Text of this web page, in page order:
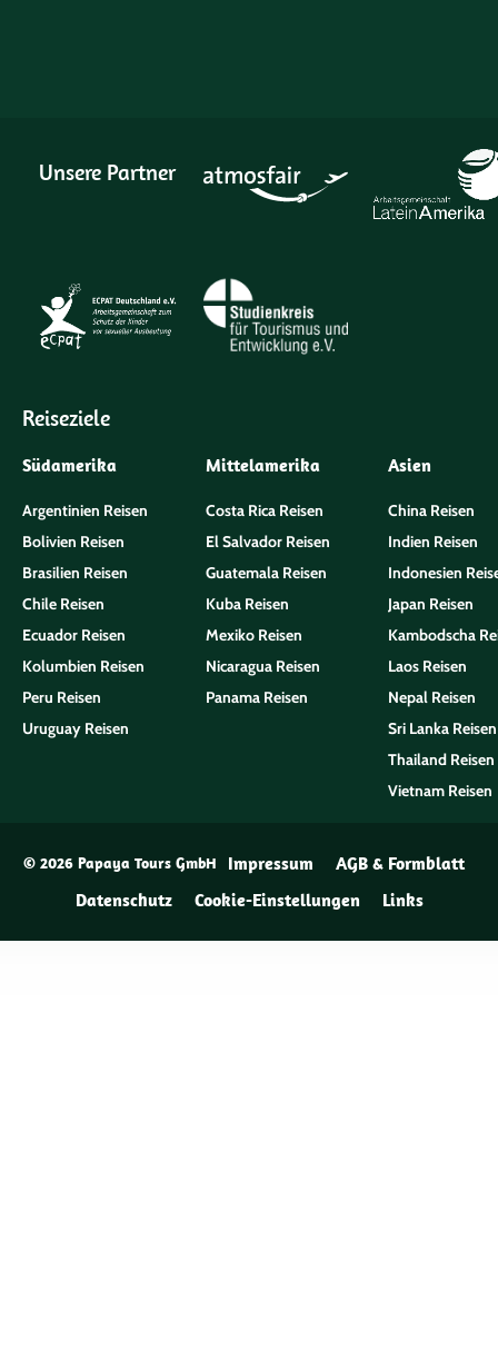
Unsere Partner
Reiseziele
Südamerika
Argentinien Reisen
Bolivien Reisen
Brasilien Reisen
Chile Reisen
Ecuador Reisen
Kolumbien Reisen
Peru Reisen
Uruguay Reisen
Mittelamerika
Costa Rica Reisen
El Salvador Reisen
Guatemala Reisen
Kuba Reisen
Mexiko Reisen
Nicaragua Reisen
Panama Reisen
Asien
China Reisen
Indien Reisen
Indonesien
Japan Reisen
Kambodscha
Laos Reisen
Nepal Reisen
Sri Lanka Reisen
Thailand Reisen
Vietnam Reisen
© 2026 Papaya Tours GmbH Impressum
AGB & Formblatt
Datenschutz
Cookie-Einstellungen Links